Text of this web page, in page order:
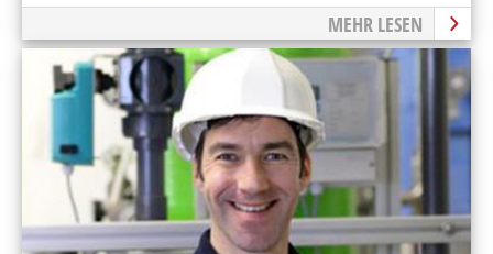
MEHR LESEN